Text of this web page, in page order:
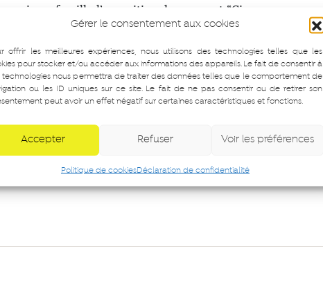
Gérer le consentement aux cookies
offrir les meilleures expériences, nous utilisons des technologies telles que les
pour stocker et/ou accéder aux informations des appareils. Le fait de consentir à
technologies nous permettra de traiter des données telles que le comportement de
ou les ID uniques sur ce site. Le fait de ne pas consentir ou de retirer son
peut avoir un effet négatif sur certaines caractéristiques et fonctions.
Accepter Refuser Voir les préférences
Politique de cookiesDéclaration de confidentialité
en famille l’exposition du moment “Cinq
par nos médiateurs et participez à un
de découvrir la diversité des formes du
du studio, de la mise en scène et de
de parenté.